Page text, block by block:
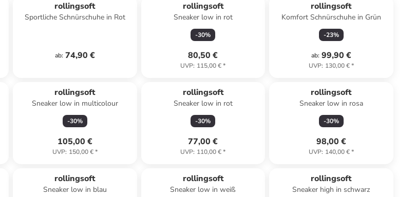
rollingsoft
Sportliche Schnürschuhe in Rot
ab: 74,90 €
rollingsoft
Sneaker low in rot
-30%
80,50 €
UVP: 115,00 €*
rollingsoft
Komfort Schnürschuhe in Grün
-23%
ab: 99,90 €
UVP: 130,00 €*
rollingsoft
Sneaker low in multicolour
-30%
105,00 €
UVP: 150,00 €*
rollingsoft
Sneaker low in rot
-30%
77,00 €
UVP: 110,00 €*
rollingsoft
Sneaker low in rosa
-30%
98,00 €
UVP: 140,00 €*
rollingsoft
Sneaker low in blau
rollingsoft
Sneaker low in weiß
rollingsoft
Sneaker high in schwarz